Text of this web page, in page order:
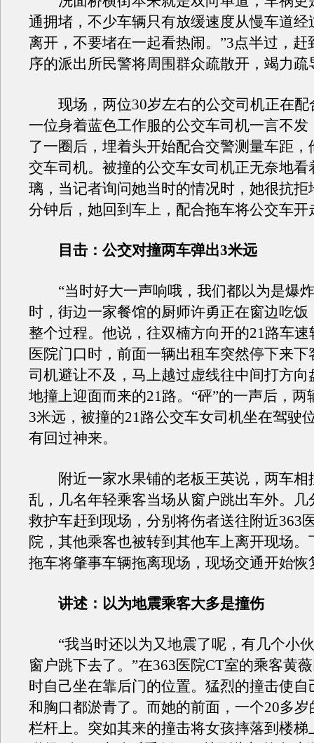
通拥堵，不少车辆只有放缓速度从慢车道经
离开，不要堵在一起看热闹。”3点半过，赶
序的派出所民警将周围群众疏散开，竭力疏
现场，两位30岁左右的公交司机正在配
一位身着蓝色工作服的公交车司机一言不发
了一圈后，埋着头开始配合交警测量车距，
交车司机。被撞的公交车女司机正无奈地看
璃，当记者询问她当时的情况时，她很抗拒
分钟后，她回到车上，配合拖车将公交车开
目击：公交对撞两车弹出3米远
“当时好大一声响哦，我们都以为是爆炸
时，街边一家餐馆的厨师许勇正在窗边吃饭
整个过程。他说，往双楠方向开的21路车
医院门口时，前面一辆出租车突然停下来下
司机避让不及，马上越过虚线往中间打方向
地撞上迎面而来的21路。“砰”的一声后，两
3米远，被撞的21路公交车女司机坐在驾驶
有回过神来。
附近一家水果铺的老板王英说，两车相
乱，几名年轻乘客当场从窗户跳出车外。几
救护车赶到现场，分别将伤者送往附近363
院，其他乘客也被转到其他车上离开现场。
拖车将肇事车辆拖离现场，现场交通开始恢
讲述：以为地震乘客大多是撞伤
“我当时还以为又地震了呢，有几个小
窗户跳下去了。”在363医院CT室的乘客黄
时自己坐在靠后门的位置。猛烈的撞击使自
和胸口都淤青了。而她的前面，一个20多
栏杆上。突如其来的撞击将女孩摔落到楼梯